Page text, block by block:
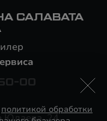
САЛАВАТА
00
Юлаева, 24
политикой обработки